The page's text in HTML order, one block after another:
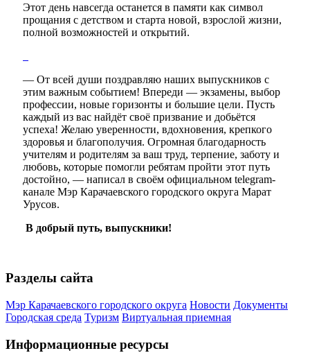
Этот день навсегда останется в памяти как символ
прощания с детством и старта новой, взрослой жизни,
полной возможностей и открытий.
— От всей души поздравляю наших выпускников с
этим важным событием! Впереди — экзамены, выбор
профессии, новые горизонты и большие цели. Пусть
каждый из вас найдёт своё призвание и добьётся
успеха! Желаю уверенности, вдохновения, крепкого
здоровья и благополучия. Огромная благодарность
учителям и родителям за ваш труд, терпение, заботу и
любовь, которые помогли ребятам пройти этот путь
достойно, — написал в своём официальном telegram-
канале Мэр Карачаевского городского округа Марат
Урусов.
В добрый путь, выпускники!
Разделы сайта
Мэр Карачаевского городского округа Новости Документы
Городская среда Туризм Виртуальная приемная
Информационные ресурсы